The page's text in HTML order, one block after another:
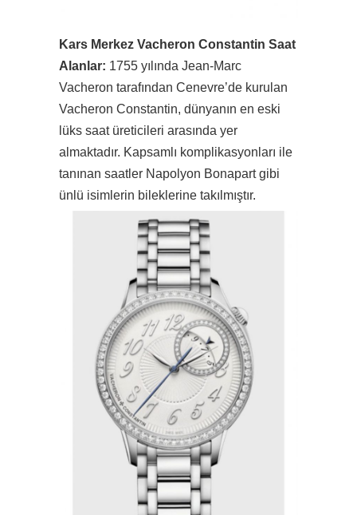
Kars Merkez Vacheron Constantin Saat
Alanlar: 1755 yılında Jean-Marc
Vacheron tarafından Cenevre’de kurulan
Vacheron Constantin, dünyanın en eski
lüks saat üreticileri arasında yer
almaktadır. Kapsamlı komplikasyonları ile
tanınan saatler Napolyon Bonapart gibi
ünlü isimlerin bileklerine takılmıştır.